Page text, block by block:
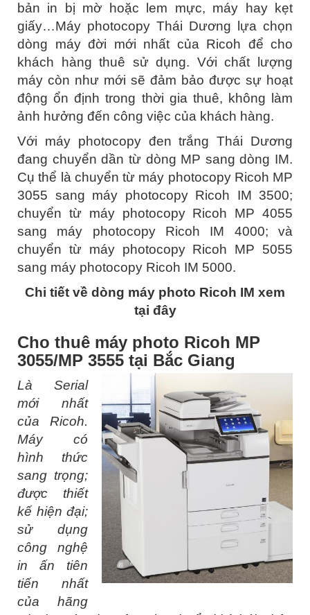
bản in bị mờ hoặc lem mực, máy hay kẹt
giấy…Máy photocopy Thái Dương lựa chọn
dòng máy đời mới nhất của Ricoh để cho
khách hàng thuê sử dụng. Với chất lượng
máy còn như mới sẽ đảm bảo được sự hoạt
động ổn định trong thời gia thuê, không làm
ảnh hưởng đến công việc của khách hàng.
Với máy photocopy đen trắng Thái Dương
đang chuyển dần từ dòng MP sang dòng IM.
Cụ thể là chuyển từ máy photocopy Ricoh MP
3055 sang máy photocopy Ricoh IM 3500;
chuyển từ máy photocopy Ricoh MP 4055
sang máy photocopy Ricoh IM 4000; và
chuyển từ máy photocopy Ricoh MP 5055
sang máy photocopy Ricoh IM 5000.
Chi tiết về dòng máy photo Ricoh IM xem
tại đây
Cho thuê máy photo Ricoh MP
3055/MP 3555 tại Bắc Giang
Là Serial
mới nhất
của Ricoh.
Máy có
hình thức
sang trọng;
được thiết
kế hiện đại;
sử dụng
công nghệ
in ấn tiên
tiến nhất
của hãng